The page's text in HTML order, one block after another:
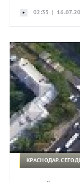
02:33 |
КРАСНОДАР.